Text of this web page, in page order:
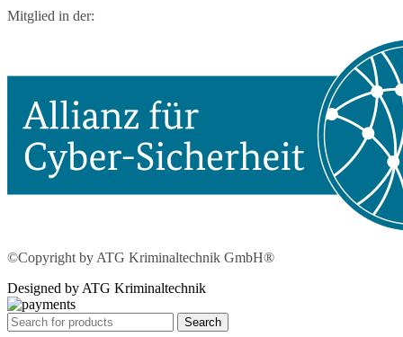
Mitglied in der:
©Copyright by ATG Kriminaltechnik GmbH®
Designed by ATG Kriminaltechnik
Search